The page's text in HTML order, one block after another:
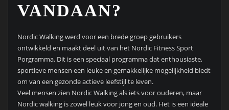
VANDAAN?
Nordic Walking werd voor een brede groep gebruikers
ontwikkeld en maakt deel uit van het Nordic Fitness Sport
Porgramma. Dit is een speciaal programma dat enthousiaste,
sportieve mensen een leuke en gemakkelijke mogelijkheid biedt
om van een gezonde actieve leefstijl te leven.
Veel mensen zien Nordic Walking als iets voor ouderen, maar
Nordic walking is zowel leuk voor jong en oud. Het is een ideale